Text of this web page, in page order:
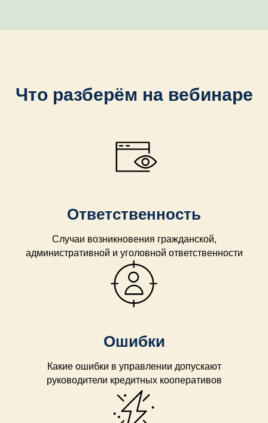
Что разберём на вебинаре
Ответственность
Случаи возникновения гражданской,
административной и уголовной ответственности
Ошибки
Какие ошибки в управлении допускают
руководители кредитных кооперативов